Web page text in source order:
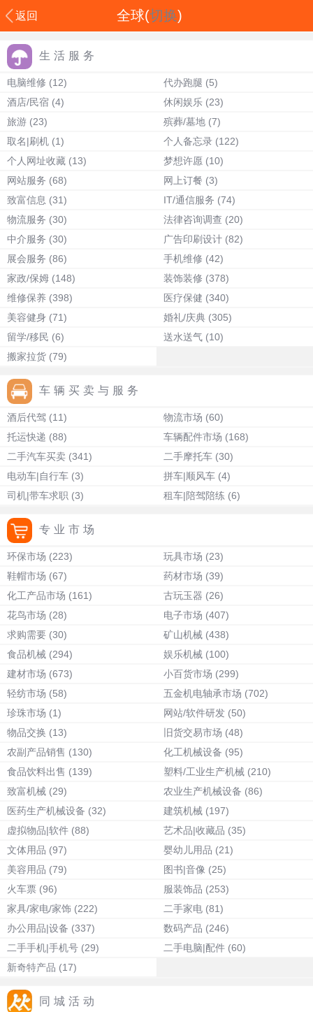
返回 全球(切换)
生活服务
电脑维修 (12) 代办跑腿 (5)
酒店/民宿 (4) 休闲娱乐 (23)
旅游 (23) 殡葬/墓地 (7)
取名|刷机 (1) 个人备忘录 (122)
个人网址收藏 (13) 梦想许愿 (10)
网站服务 (68) 网上订餐 (3)
致富信息 (31) IT/通信服务 (74)
物流服务 (30) 法律咨询调查 (20)
中介服务 (30) 广告印刷设计 (82)
展会服务 (86) 手机维修 (42)
家政/保姆 (148) 装饰装修 (378)
维修保养 (398) 医疗保健 (340)
美容健身 (71) 婚礼/庆典 (305)
留学/移民 (6) 送水送气 (10)
搬家拉货 (79)
车辆买卖与服务
酒后代驾 (11) 物流市场 (60)
托运快递 (88) 车辆配件市场 (168)
二手汽车买卖 (341) 二手摩托车 (30)
电动车|自行车 (3) 拼车|顺风车 (4)
司机|带车求职 (3) 租车|陪驾陪练 (6)
专业市场
环保市场 (223) 玩具市场 (23)
鞋帽市场 (67) 药材市场 (39)
化工产品市场 (161) 古玩玉器 (26)
花鸟市场 (28) 电子市场 (407)
求购需要 (30) 矿山机械 (438)
食品机械 (294) 娱乐机械 (100)
建材市场 (673) 小百货市场 (299)
轻纺市场 (58) 五金机电轴承市场 (702)
珍珠市场 (1) 网站/软件研发 (50)
物品交换 (13) 旧货交易市场 (48)
农副产品销售 (130) 化工机械设备 (95)
食品饮料出售 (139) 塑料/工业生产机械 (210)
致富机械 (29) 农业生产机械设备 (86)
医药生产机械设备 (32) 建筑机械 (197)
虚拟物品|软件 (88) 艺术品|收藏品 (35)
文体用品 (97) 婴幼儿用品 (21)
美容用品 (79) 图书|音像 (25)
火车票 (96) 服装饰品 (253)
家具/家电/家饰 (222) 二手家电 (81)
办公用品|设备 (337) 数码产品 (246)
二手手机|手机号 (29) 二手电脑|配件 (60)
新奇特产品 (17)
同城活动